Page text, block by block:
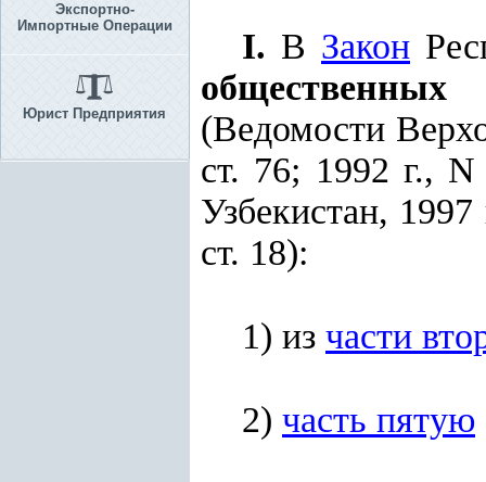
Экспортно-
Импортные Операции
Юрист Предприятия
I. В Закон
(Ведомости
ст. 76; 1992 г.,
Узбекистан,
ст. 18):
1) из части
2) часть пятую